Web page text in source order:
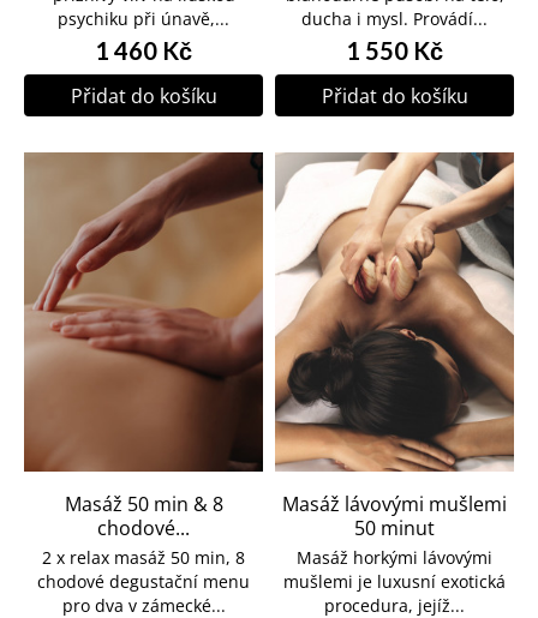
psychiku při únavě,...
1 460 Kč
Přidat do košíku
ducha i mysl. Provádí...
1 550 Kč
Přidat do košíku
Masáž 50 min & 8
chodové...
2 x relax masáž 50 min, 8
chodové degustační menu
pro dva v zámecké...
Masáž lávovými mušlemi
50 minut
Masáž horkými lávovými
mušlemi je luxusní exotická
procedura, jejíž...